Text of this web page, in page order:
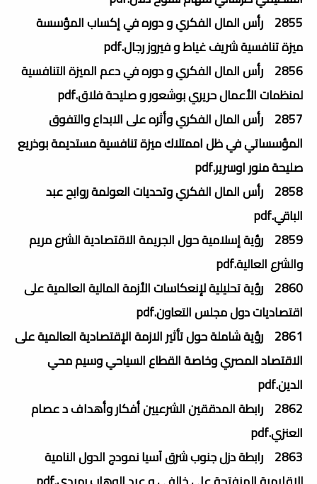
2855 رأس المال الفكري و دوره في إكساب المؤسسة
ميزة تنافسية شريف غياط و فيروز رجال.pdf
2856 رأس المال الفكري و دوره في دعم الميزة التنافسية
لمنظمات الأعمال حريري بوشعور و صليحة فلاق.pdf
2857 رأس المال الفكري وأثره على الابداع والتفوق
المؤسساتي في ظل اممتلاك ميزة تنافسية مستديمة بوذريع
صليحة منور اوسرير.pdf
2858 رأس المال الفكري وتحديات العولمة روابح عبد
الباقي.pdf
2859 رؤية إسلامية حول الجريمة الاقتصادية الشرع مريم
والشرع العالية.pdf
2860 رؤية تحليلية لإنعكاسات الأزمة المالية العالمية على
اقتصاديات دول مجلس التعاون.pdf
2861 رؤية شاملة حول تأثير الازمة الإقتصادية العالمية على
الاقتصاد المصري وخاصة القطاع السياحي وسيم محي
الدين.pdf
2862 رابطة المدققين الشرعيين أفكار وأهداف د عصام
العنزي.pdf
2863 رابطة دزل جنوب شرق آسيا نمودج الدول النامية